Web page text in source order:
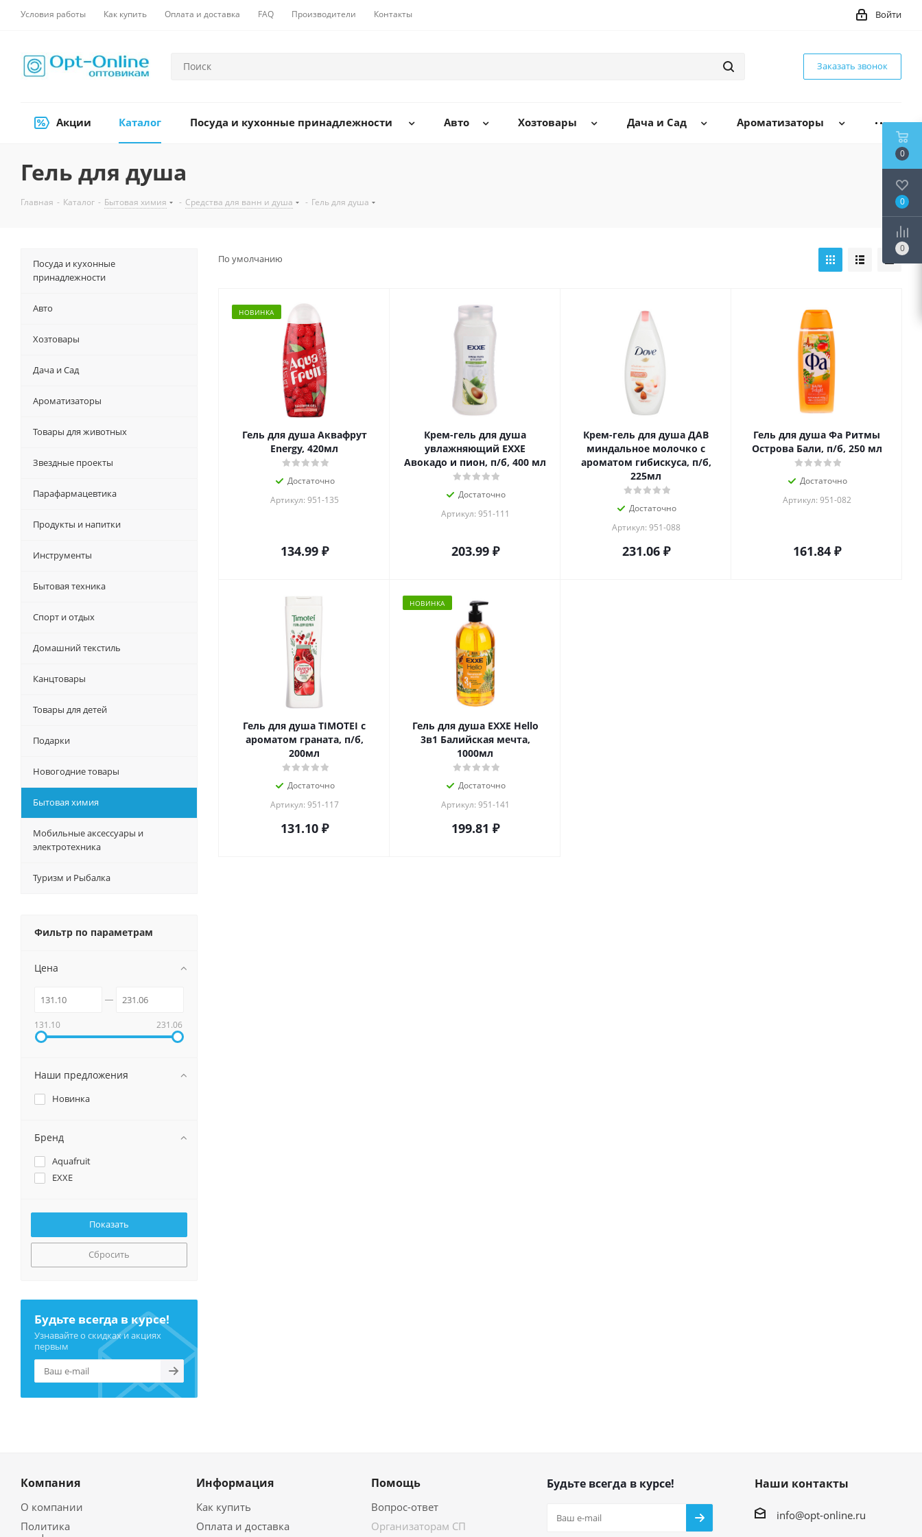
Условия работы Как купить Оплата и доставка FAQ Производители Контакты Войти
Заказать звонок
Акции Каталог Посуда и кухонные принадлежности Авто Хозтовары Дача и Сад Ароматизаторы
Гель для душа
Главная - Каталог - Бытовая химия - Средства для ванн и душа - Гель для душа
По умолчанию
НОВИНКА
Гель для душа Аквафрут
Energy, 420мл
Достаточно
Артикул: 951-135
134.99₽
Крем-гель для душа
увлажняющий EXXE
Авокадо и пион, п/б, 400 мл
Достаточно
Артикул: 951-111
203.99₽
Крем-гель для душа ДАВ
миндальное молочко с
ароматом гибискуса, п/б,
225мл
Достаточно
Артикул: 951-088
231.06₽
Гель для душа Фа Ритмы
Острова Бали, п/б, 250 мл
Достаточно
Артикул: 951-082
161.84₽
Гель для душа TIMOTEI с
ароматом граната, п/б,
200мл
Достаточно
Артикул: 951-117
131.10₽
НОВИНКА
Гель для душа EXXE Hello
3в1 Балийская мечта,
1000мл
Достаточно
Артикул: 951-141
199.81 ₽
Посуда и кухонные
принадлежности
Авто
Хозтовары
Дача и Сад
Ароматизаторы
Товары для животных
Звездные проекты
Парафармацевтика
Продукты и напитки
Инструменты
Бытовая техника
Спорт и отдых
Домашний текстиль
Канцтовары
Товары для детей
Подарки
Новогодние товары
Бытовая химия
Мобильные аксессуары и
электротехника
Туризм и Рыбалка
Фильтр по параметрам
Цена
131.10 231.06
Наши предложения
Новинка
Бренд
Aquafruit
EXXE
Сбросить
Будьте всегда в курсе!
Узнавайте о скидках и акциях
первым
Компания
О компании
Политика
Информация
Как купить
Оплата и доставка
Помощь
Вопрос-ответ
Организаторам СП
Будьте всегда в курсе! Наши контакты
info@opt-online.ru
0
0
0